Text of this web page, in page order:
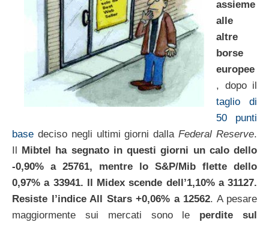
assieme
alle
altre
borse
europee
, dopo il
taglio di
50 punti
base deciso negli ultimi giorni dallaFederal Reserve.
Il Mibtel ha segnato in questi giorni un calo dello
-0,90% a 25761, mentre lo S&P/Mib flette dello
0,97% a 33941. Il Midex scende dell’1,10% a 31127.
Resiste l’indice All Stars +0,06% a 12562. A pesare
maggiormente sui mercati sono le perdite sul